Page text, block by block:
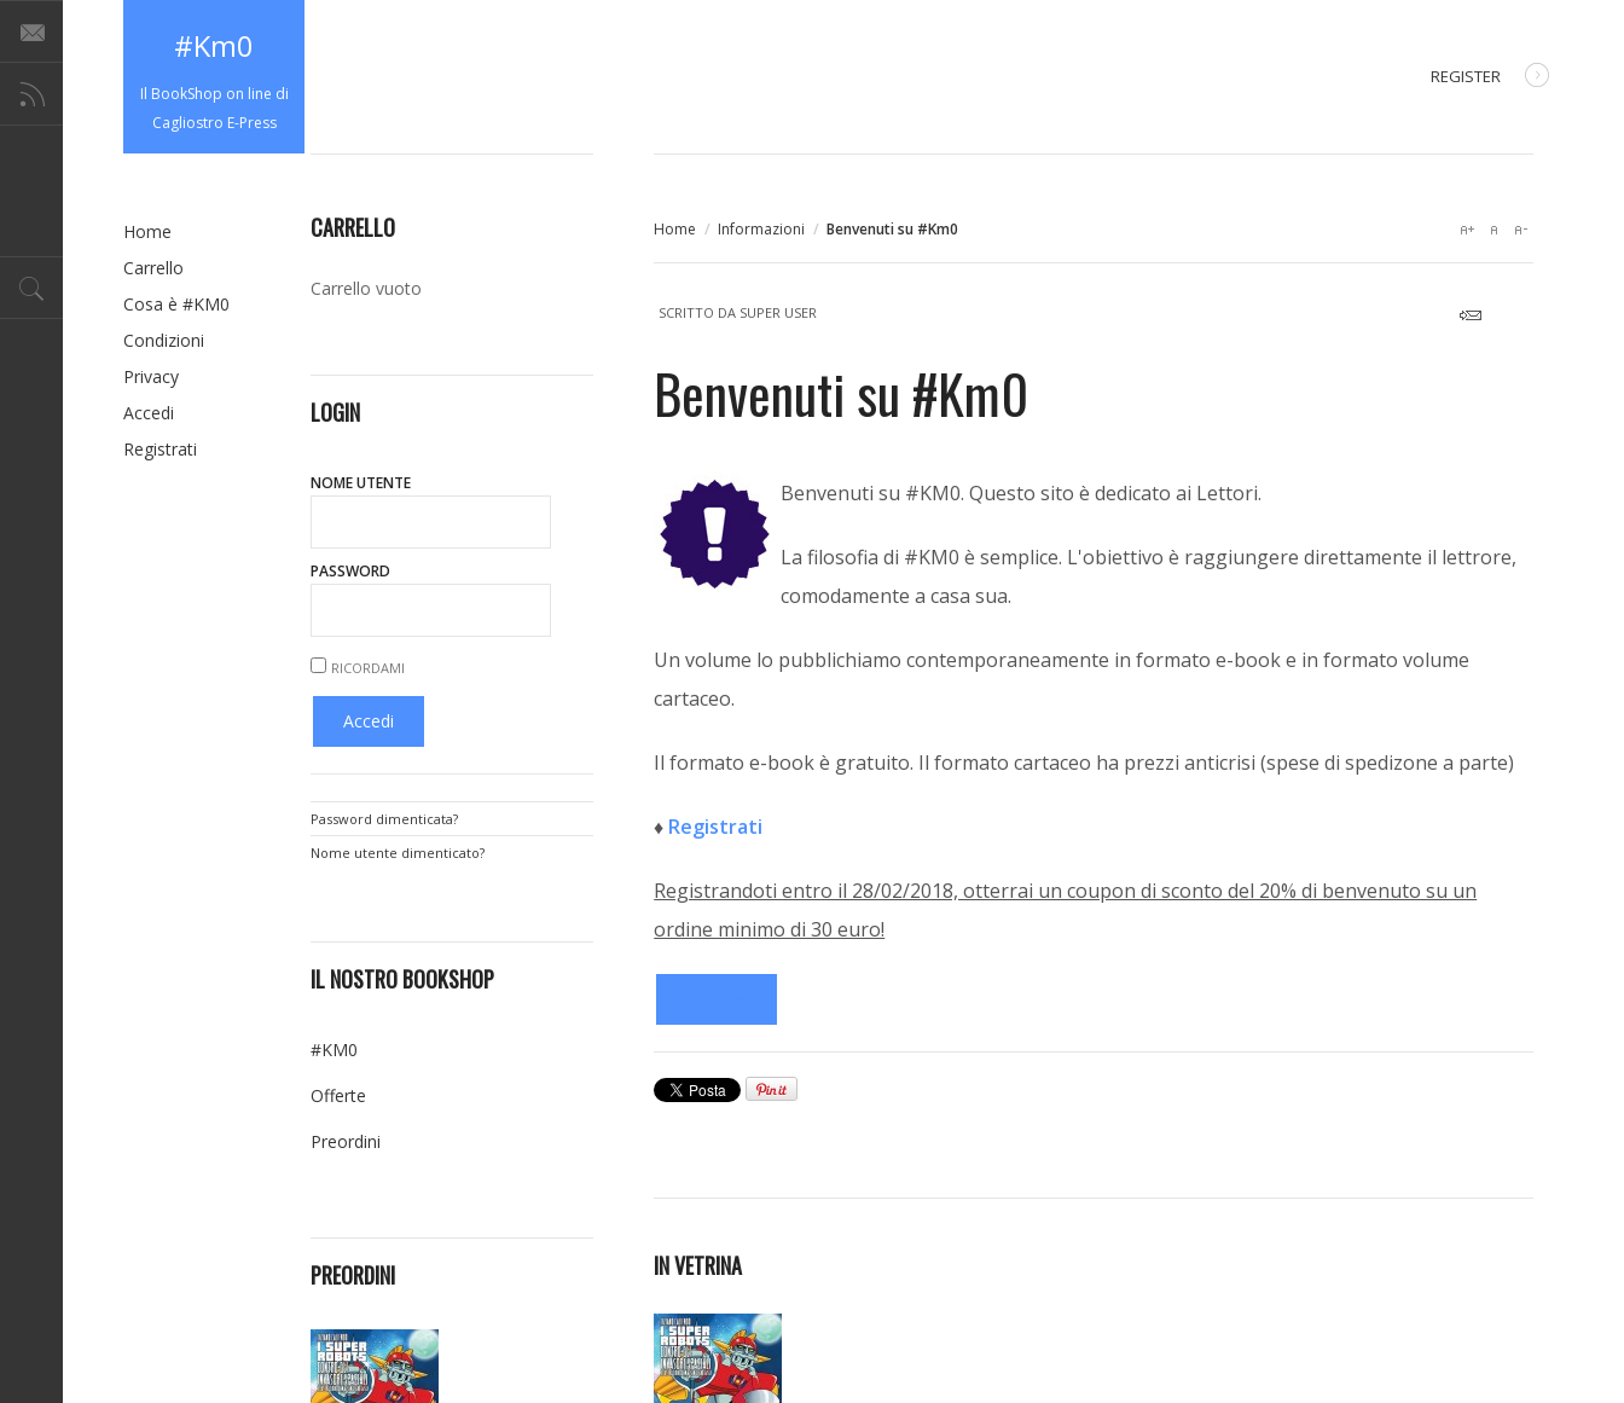
#Km0
Il BookShop on line di
Cagliostro E-Press
REGISTER
Home / Informazioni / Benvenuti su #Km0
SCRITTO DA SUPER USER
Benvenuti su #Km0
Benvenuti su #KM0. Questo sito è dedicato ai Lettori.
La filosofia di #KM0 è semplice. L'obiettivo è raggiungere direttamente il lettrore,
comodamente a casa sua.
Un volume lo pubblichiamo contemporaneamente in formato e-book e in formato volume
cartaceo.
Il formato e-book è gratuito. Il formato cartaceo ha prezzi anticrisi (spese di spedizone a parte)
♦ Registrati
Registrandoti entro il 28/02/2018, otterrai un coupon di sconto del 20% di benvenuto su un
ordine minimo di 30 euro!
IN VETRINA
CARRELLO
Carrello vuoto
LOGIN
NOME UTENTE
PASSWORD
RICORDAMI
Password dimenticata?
Nome utente dimenticato?
IL NOSTRO BOOKSHOP
#KM0
Offerte
Preordini
PREORDINI
Home
Carrello
Cosa è #KM0
Condizioni
Privacy
Accedi
Registrati